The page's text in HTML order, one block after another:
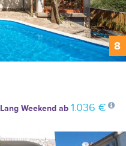
8
Lang Weekendab 1.036 €